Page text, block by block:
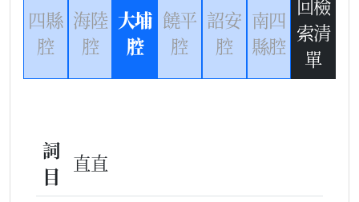
四縣
腔
海陸
腔
大埔
腔
饒平
腔
詔安
腔
南四
縣腔
回檢
索清
單
詞
目
直直